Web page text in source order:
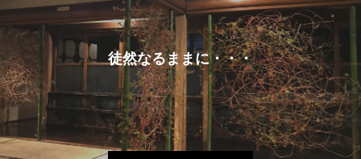
徒然なるままに・・・